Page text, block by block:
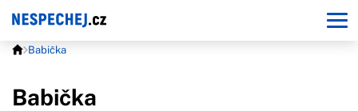
Babička
Babička